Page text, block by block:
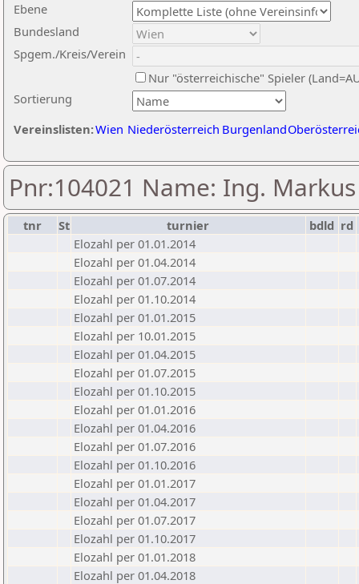
Ebene
Sortierung
Bundesland
Spgem./Kreis/Verein
Nur "österreichische" Spieler
Vereinslisten:Wien Niederösterreich Burgenland
Pnr:104021 Name: Ing.
tnr St turnier bdld rd
Elozahl per 01.01.2014
Elozahl per 01.04.2014
Elozahl per 01.07.2014
Elozahl per 01.10.2014
Elozahl per 01.01.2015
Elozahl per 10.01.2015
Elozahl per 01.04.2015
Elozahl per 01.07.2015
Elozahl per 01.10.2015
Elozahl per 01.01.2016
Elozahl per 01.04.2016
Elozahl per 01.07.2016
Elozahl per 01.10.2016
Elozahl per 01.01.2017
Elozahl per 01.04.2017
Elozahl per 01.07.2017
Elozahl per 01.10.2017
Elozahl per 01.01.2018
Elozahl per 01.04.2018